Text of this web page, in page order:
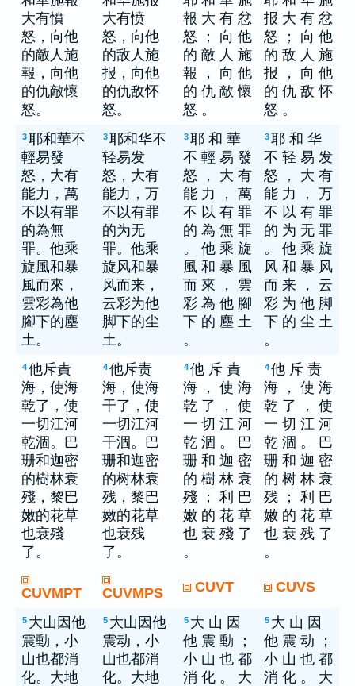
大有憤
怒，向他
的敵人施
報，向他
的仇敵懷
怒。
大有愤
怒，向他
的敌人施
报，向他
的仇敌怀
怒。
報 大 有 忿
怒 ； 向 他
的 敵 人 施
報 ， 向 他
的 仇 敵 懷
怒 。
报 大 有 忿
怒 ； 向 他
的 敌 人 施
报 ， 向 他
的 仇 敌 怀
怒 。
3耶和華不
輕易發
怒，大有
能力，萬
不以有罪
的為無
罪。他乘
旋風和暴
風而來，
雲彩為他
腳下的塵
土。
3耶和华不
轻易发
怒，大有
能力，万
不以有罪
的为无
罪。他乘
旋风和暴
风而来，
云彩为他
脚下的尘
土。
3耶 和 華
不 輕 易 發
怒 ， 大 有
能 力 ， 萬
不 以 有 罪
的 為 無 罪
。 他 乘 旋
風 和 暴 風
而 來 ， 雲
彩 為 他 腳
下 的 塵 土
。
3耶 和 华
不 轻 易 发
怒 ， 大 有
能 力 ， 万
不 以 有 罪
的 为 无 罪
。 他 乘 旋
风 和 暴 风
而 来 ， 云
彩 为 他 脚
下 的 尘 土
。
4他斥責
海，使海
乾了，使
一切江河
乾涸。巴
珊和迦密
的樹林衰
殘，黎巴
嫩的花草
也衰殘
了。
4他斥责
海，使海
干了，使
一切江河
干涸。巴
珊和迦密
的树林衰
残，黎巴
嫩的花草
也衰残
了。
4他 斥 責
海 ， 使 海
乾 了 ， 使
一 切 江 河
乾 涸 。 巴
珊 和 迦 密
的 樹 林 衰
殘 ； 利 巴
嫩 的 花 草
也 衰 殘 了
。
4他 斥 责
海 ， 使 海
乾 了 ， 使
一 切 江 河
乾 涸 。 巴
珊 和 迦 密
的 树 林 衰
残 ； 利 巴
嫩 的 花 草
也 衰 残 了
。
CUVMPT CUVMPS CUVT CUVS
5 大山因他
震動，小
山也都消
化。大地
5 大山因他
震动，小
山也都消
化。大地
5 大 山 因
他 震 動 ；
小 山 也 都
消 化 。 大
5 大 山 因
他 震 动 ；
小 山 也 都
消 化 。 大